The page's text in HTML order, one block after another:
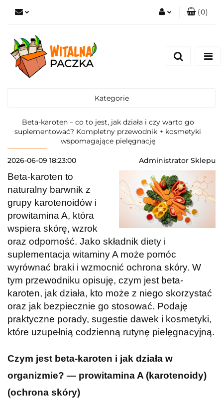
(0)
Kategorie
Beta-karoten – co to jest, jak działa i czy warto go
suplementować? Kompletny przewodnik + kosmetyki
wspomagające pielęgnację
2026-06-09 18:23:00 Administrator Sklepu
Beta-karoten to
naturalny barwnik z
grupy karotenoidów i
prowitamina A, która
wspiera skórę, wzrok
oraz odporność. Jako składnik diety i
suplementacja witaminy A może pomóc
wyrównać braki i wzmocnić ochrona skóry. W
tym przewodniku opisuję, czym jest beta-
karoten, jak działa, kto może z niego skorzystać
oraz jak bezpiecznie go stosować. Podaję
praktyczne porady, sugestie dawek i kosmetyki,
które uzupełnią codzienną rutynę pielęgnacyjną.
Czym jest beta-karoten i jak działa w
organizmie? — prowitamina A (karotenoidy)
(ochrona skóry)